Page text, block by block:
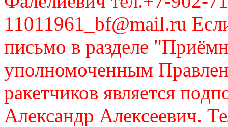
11011961_bf@mail.ru
письмо в разделе
уполномоченным
ракетчиков является
Александр Алексеевич.